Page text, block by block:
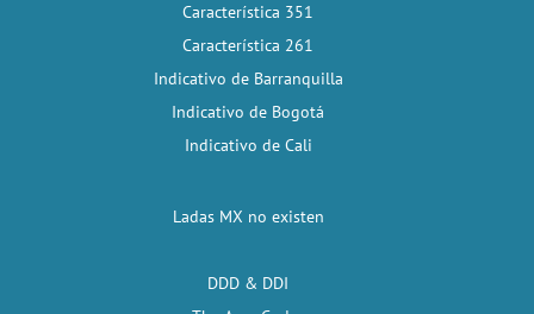
Característica 351
Característica 261
Indicativo de Barranquilla
Indicativo de Bogotá
Indicativo de Cali
Ladas MX no existen
DDD & DDI